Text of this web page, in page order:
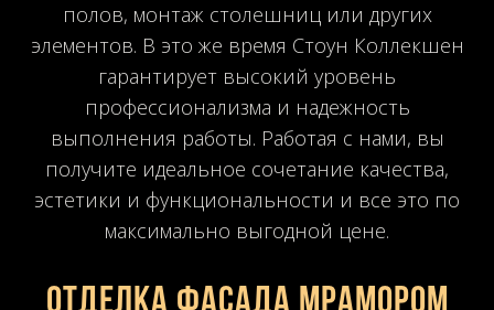
полов, монтаж столешниц или других
элементов. В это же время Стоун Коллекшен
гарантирует высокий уровень
профессионализма и надежность
выполнения работы. Работая с нами, вы
получите идеальное сочетание качества,
эстетики и функциональности и все это по
максимально выгодной цене.